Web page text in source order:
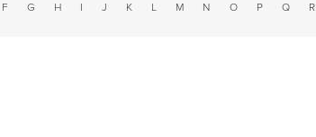
F G H I J K L M N O P Q R